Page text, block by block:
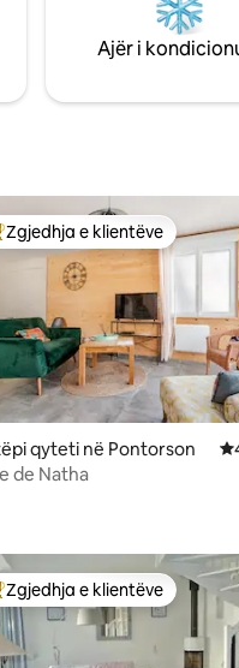
tarraca private dhe
të çlodhesh.
Ajër i
4,98 nga 5, 131 vlerësime
të mirat e zgjedhjeve të
Zgjedhja e klientëve
qyteti në Pontorson
de Natha
të mirat e zgjedhjeve të
Zgjedhja e klientëve